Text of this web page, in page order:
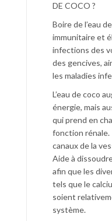
DE COCO ?
Boire de l’eau
immunitaire et
infections des
des gencives,
les maladies
L’eau de coco
énergie, mais
qui prend en
fonction rénale.
canaux de la
Aide à
afin que les
tels que le
soient
système.